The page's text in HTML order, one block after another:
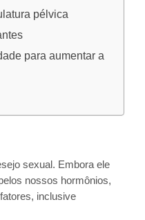
pélvica
para aumentar a
sexual. Embora ele
nossos hormônios,
inclusive